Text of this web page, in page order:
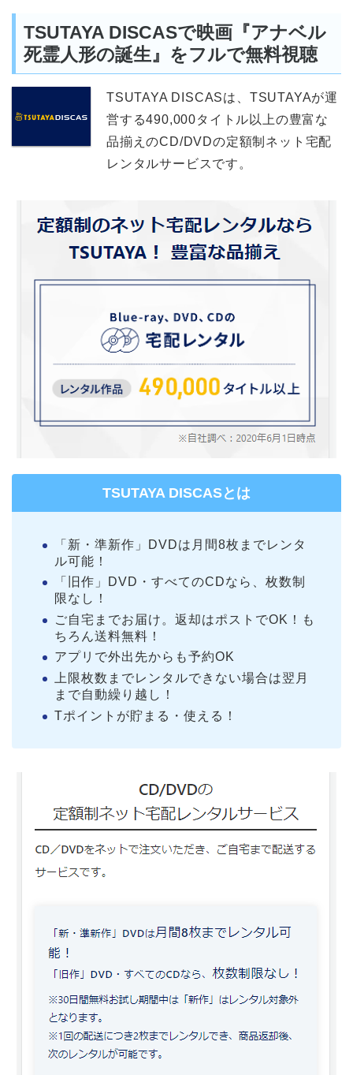
TSUTAYA DISCASで映画『アナベル
死霊人形の誕生』をフルで無料視聴
TSUTAYA DISCASは、TSUTAYAが運
営する490,000タイトル以上の豊富な
品揃えのCD/DVDの定額制ネット宅配
レンタルサービスです。
TSUTAYA DISCASとは
「新・準新作」DVDは月間8枚までレンタ
ル可能！
「旧作」DVD・すべてのCDなら、枚数制
限なし！
ご自宅までお届け。返却はポストでOK！も
ちろん送料無料！
アプリで外出先からも予約OK
上限枚数までレンタルできない場合は翌月
まで自動繰り越し！
Tポイントが貯まる・使える！